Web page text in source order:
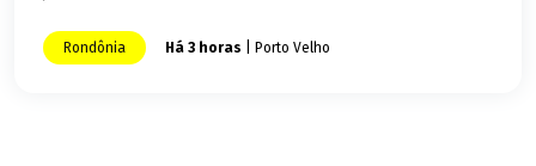
Rondônia Há 3 horas | Porto Velho